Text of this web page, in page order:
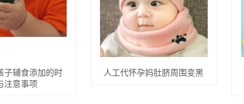
子辅食添加的时
注意事项
人工代怀孕妈肚脐周围变黑